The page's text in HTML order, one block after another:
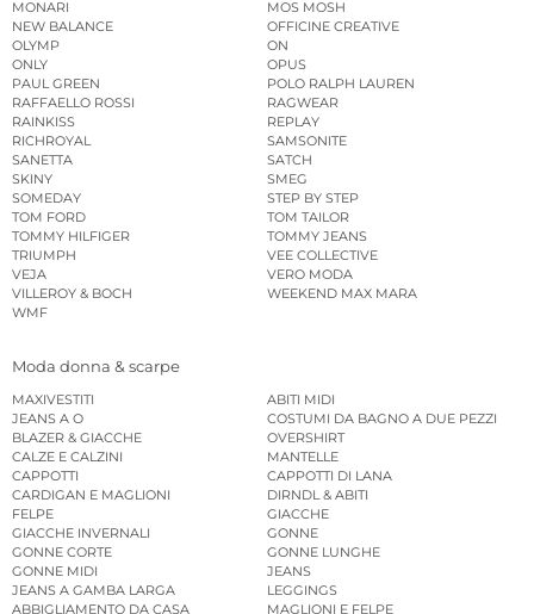
MONARI
MOS MOSH
NEW BALANCE
OFFICINE CREATIVE
OLYMP
ON
ONLY
OPUS
PAUL GREEN
POLO RALPH LAUREN
RAFFAELLO ROSSI
RAGWEAR
RAINKISS
REPLAY
RICHROYAL
SAMSONITE
SANETTA
SATCH
SKINY
SMEG
SOMEDAY
STEP BY STEP
TOM FORD
TOM TAILOR
TOMMY HILFIGER
TOMMY JEANS
TRIUMPH
VEE COLLECTIVE
VEJA
VERO MODA
VILLEROY & BOCH
WEEKEND MAX MARA
WMF
Moda donna & scarpe
MAXIVESTITI
ABITI MIDI
JEANS A O
COSTUMI DA BAGNO A DUE PEZZI
BLAZER & GIACCHE
OVERSHIRT
CALZE E CALZINI
MANTELLE
CAPPOTTI
CAPPOTTI DI LANA
CARDIGAN E MAGLIONI
DIRNDL & ABITI
FELPE
GIACCHE
GIACCHE INVERNALI
GONNE
GONNE CORTE
GONNE LUNGHE
GONNE MIDI
JEANS
JEANS A GAMBA LARGA
LEGGINGS
ABBIGLIAMENTO DA CASA
MAGLIONI E FELPE